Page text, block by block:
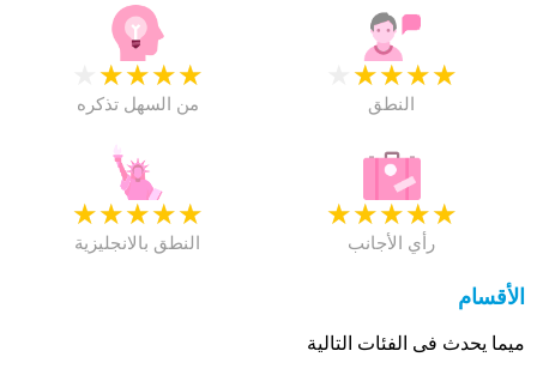
★
★
★
★
من السهل تذكره
★
★
★
★
النطق
★
★
★
★
★
النطق بالانجليزية
★
★
★
★
★
رأي الأجانب
الأقسام
ميما يحدث فى الفئات التالية